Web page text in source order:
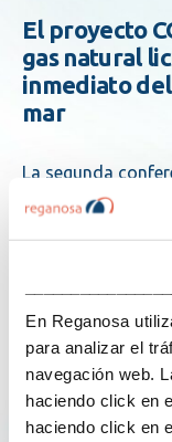
En Reganosa
para analizar el
navegación web.
haciendo click en
haciendo click en
El proyecto
gas natural
inmediato
mar
La segunda
para el impulso
combustible en
Explore more